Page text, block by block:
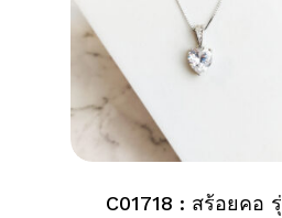
C01718 : สร้อยคอ